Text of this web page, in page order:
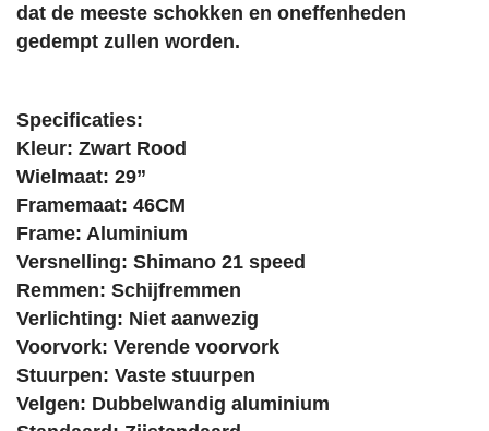
dat de meeste schokken en oneffenheden
gedempt zullen worden.
Specificaties:
Kleur: Zwart Rood
Wielmaat: 29”
Framemaat: 46CM
Frame: Aluminium
Versnelling: Shimano 21 speed
Remmen: Schijfremmen
Verlichting: Niet aanwezig
Voorvork: Verende voorvork
Stuurpen: Vaste stuurpen
Velgen: Dubbelwandig aluminium